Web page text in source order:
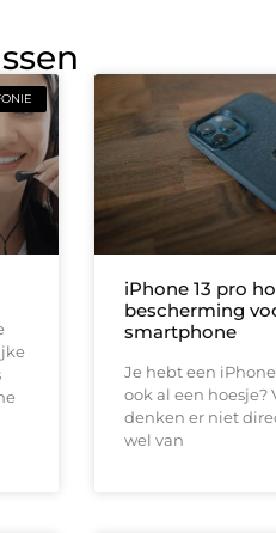
iPhone 13 pro
bescherming
smartphone
Je hebt een
ook al een hoesje?
denken er niet
wel van